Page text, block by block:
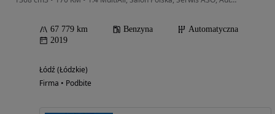
67 779 km Benzyna
Automatyczna
2019
Łódź (Łódzkie)
Firma • Podbite